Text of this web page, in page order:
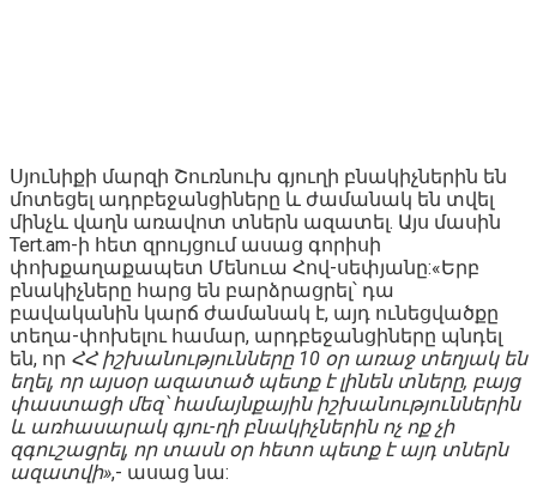
Սյունիքի մարզի Շուռնուխ գյուղի բնակիչներին են
մոտեցել ադրբեջանցիները և ժամանակ են տվել
մինչև վաղն առավոտ տներն ազատել. Այս մասին
Tert.am-ի հետ զրույցում ասաց գորիսի
փոխքաղաքապետ Մենուա Հով-սեփյանը:«Երբ
բնակիչները հարց են բարձրացրել՝ դա
բավականին կարճ ժամանակ է, այդ ունեցվածքը
տեղա-փոխելու համար, արդբեջանցիները պնդել
են, որ ՀՀ իշխանությունները 10 օր առաջ տեղյակ են
եղել, որ այսօր ազատած պետք է լինեն տները, բայց
փաստացի մեզ՝ համայնքային իշխանություններին
և առհասարակ գյու-ղի բնակիչներին ոչ ոք չի
զգուշացրել, որ տասն օր հետո պետք է այդ տներն
ազատվի»,- ասաց նա: